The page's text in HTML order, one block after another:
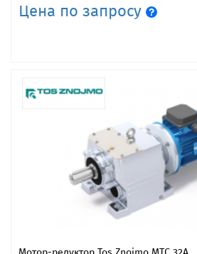
Цена по запросу